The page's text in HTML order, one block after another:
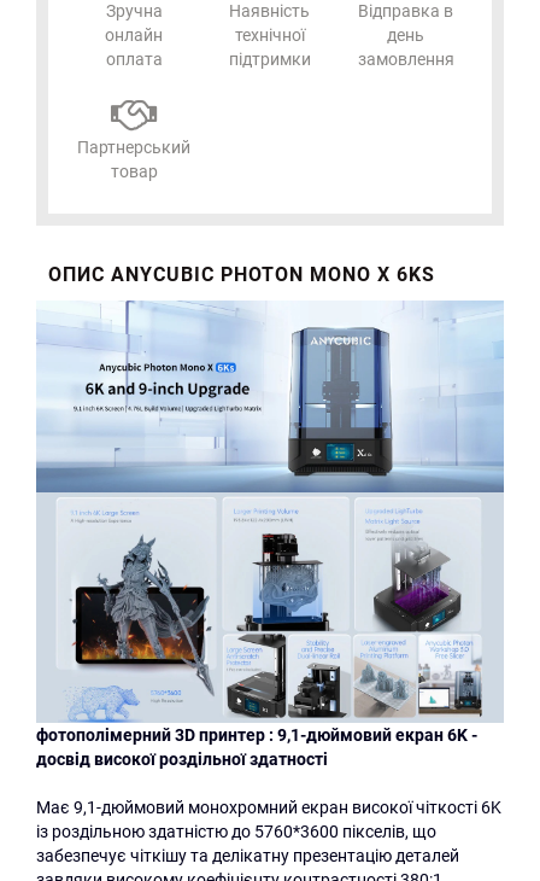
Зручна
онлайн
оплата
Наявність
технічної
підтримки
Відправка в
день
замовлення
Партнерський
товар
ОПИС ANYCUBIC PHOTON MONO X 6KS
фотополімерний 3D принтер : 9,1-дюймовий екран 6K -
досвід високої роздільної здатності
Має 9,1-дюймовий монохромний екран високої чіткості 6K
із роздільною здатністю до 5760*3600 пікселів, що
забезпечує чіткішу та делікатну презентацію деталей